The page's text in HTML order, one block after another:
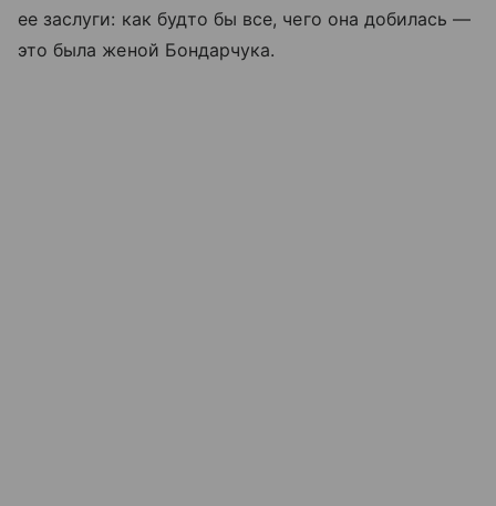
ее заслуги: как будто бы все, чего она добилась —
это была женой Бондарчука.